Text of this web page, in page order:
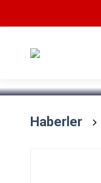
Haberler